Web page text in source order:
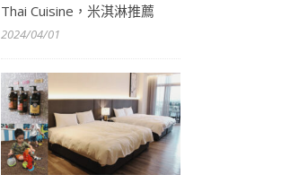
Thai Cuisine，米淇淋推薦
2024/04/01